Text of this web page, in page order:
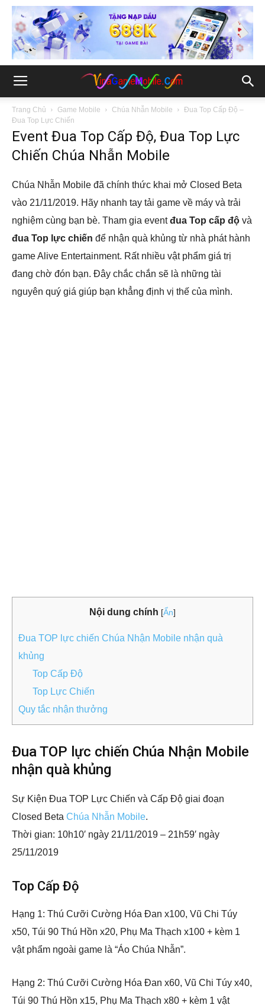
Trang Chủ Game Mobile Chúa Nhẫn Mobile
Đua Top Cấp Độ –
Đua Top Lực Chiến
Event Đua Top Cấp Độ, Đua Top Lực
Chiến Chúa Nhẫn Mobile
Chúa Nhẫn Mobile đã chính thức khai mở Closed Beta
vào 21/11/2019. Hãy nhanh tay tải game về máy và trải
nghiệm cùng bạn bè. Tham gia eventđua Top cấp độ và
đua Top lực chiến để nhận quà khủng từ nhà phát hành
game Alive Entertainment. Rất nhiều vật phẩm giá trị
đang chờ đón bạn. Đây chắc chắn sẽ là những tài
nguyên quý giá giúp bạn khẳng định vị thế của mình.
Nội dung chính [Ẩn]
Đua TOP lực chiến Chúa Nhận Mobile nhận quà
khủng
Top Cấp Độ
Top Lực Chiến
Quy tắc nhận thưởng
Đua TOP lực chiến Chúa Nhận Mobile
nhận quà khủng
Sự Kiện Đua TOP Lực Chiến và Cấp Độ giai đoạn
Closed Beta Chúa Nhẫn Mobile.
Thời gian: 10h10′ ngày 21/11/2019 – 21h59′ ngày
25/11/2019
Top Cấp Độ
Hạng 1: Thú Cưỡi Cường Hóa Đan x100, Vũ Chi Túy
x50, Túi 90 Thú Hồn x20, Phụ Ma Thạch x100 + kèm 1
vật phẩm ngoài game là “Áo Chúa Nhẫn”.
Hạng 2: Thú Cưỡi Cường Hóa Đan x60, Vũ Chi Túy x40,
Túi 90 Thú Hồn x15, Phụ Ma Thạch x80 + kèm 1 vật